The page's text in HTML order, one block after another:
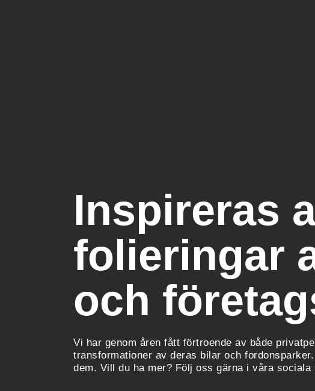
Inspireras
folieringar
och
Vi har genom åren fått förtroende av både
transformationer av deras bilar och
dem. Vill du ha mer? Följ oss gärna i våra sociala